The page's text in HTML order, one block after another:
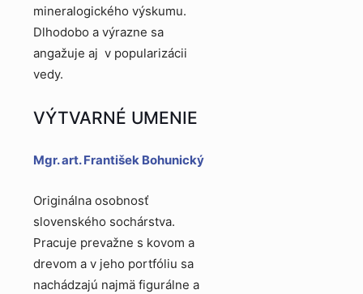
mineralogického výskumu.
Dlhodobo a výrazne sa
angažuje aj v popularizácii
vedy.
VÝTVARNÉ UMENIE
Mgr. art. František Bohunický
Originálna osobnosť
slovenského sochárstva.
Pracuje prevažne s kovom a
drevom a v jeho portfóliu sa
nachádzajú najmä figurálne a